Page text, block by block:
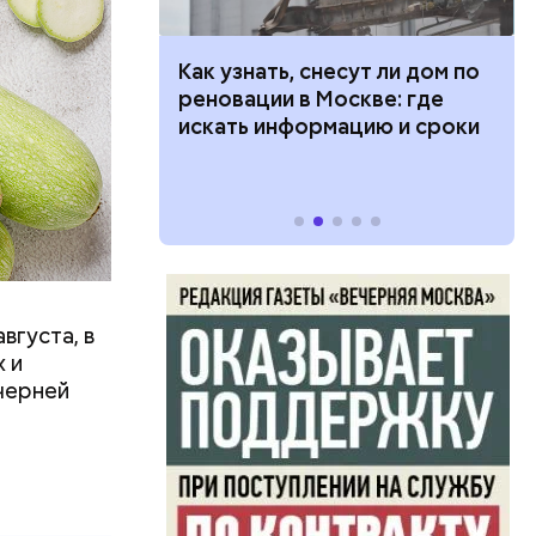
в
и
у
без
день, и
тысяч
при
кто может
нужны
Как узнать, снесут ли дом по
реновации в Москве: где
искать информацию и сроки